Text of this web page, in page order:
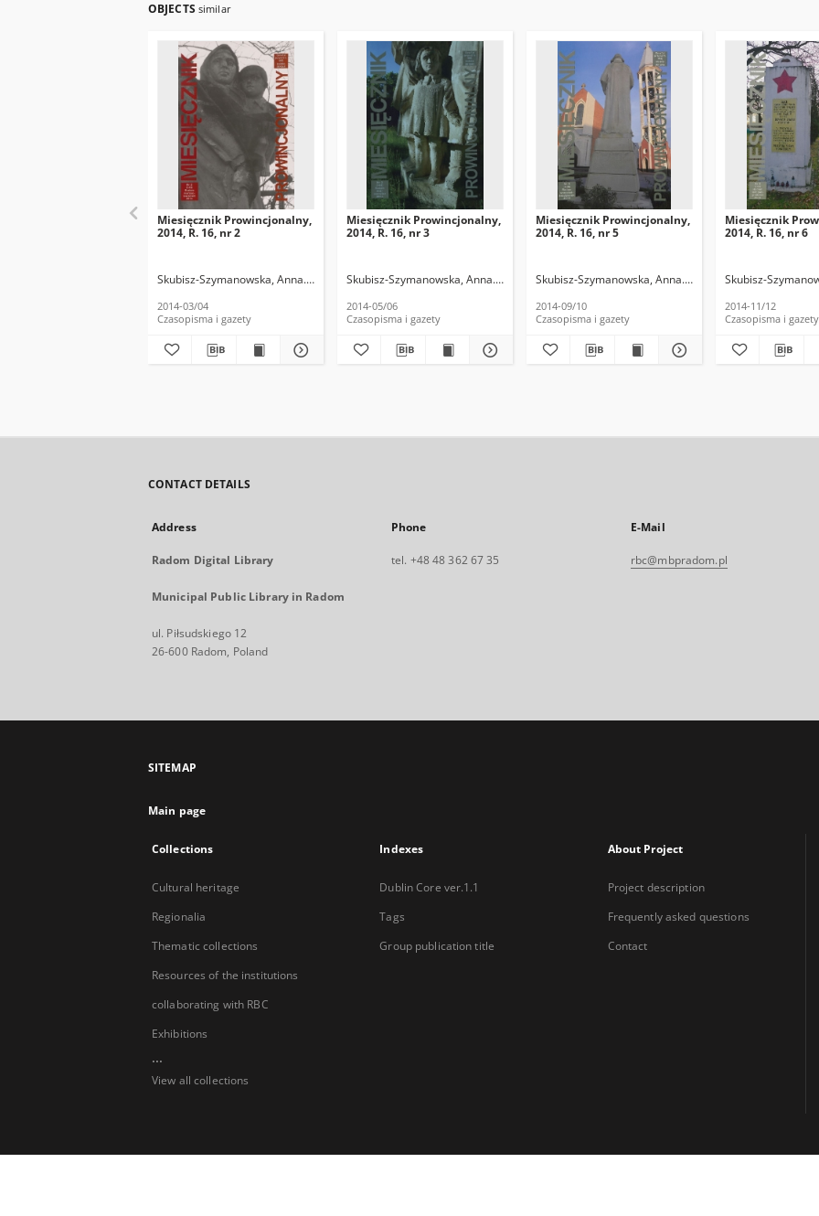
OBJECTS similar
Miesięcznik Prowincjonalny,
2014, R. 16, nr 2
Skubisz-Szymanowska, Anna. Red.
2014-03/04
Czasopisma i gazety
Miesięcznik Prowincjonalny,
2014, R. 16, nr 3
Skubisz-Szymanowska, Anna. Red.
2014-05/06
Czasopisma i gazety
Miesięcznik Prowincjonalny,
2014, R. 16, nr 5
Skubisz-Szymanowska, Anna. Red.
2014-09/10
Czasopisma i gazety
Miesięcznik
2014, R. 16, nr 6
Skubisz-
2014-11/12
Czasopisma i gazety
CONTACT DETAILS
Address
Radom Digital Library
Municipal Public Library in Radom
ul. Piłsudskiego 12
26-600 Radom, Poland
Phone
tel. +48 48 362 67 35
E-Mail
rbc@mbpradom.pl
SITEMAP
Main page
Collections
Cultural heritage
Regionalia
Thematic collections
Resources of the institutions
collaborating with RBC
Exhibitions
...
View all collections
Indexes
Dublin Core ver.1.1
Tags
Group publication title
About Project
Project description
Frequently asked questions
Contact